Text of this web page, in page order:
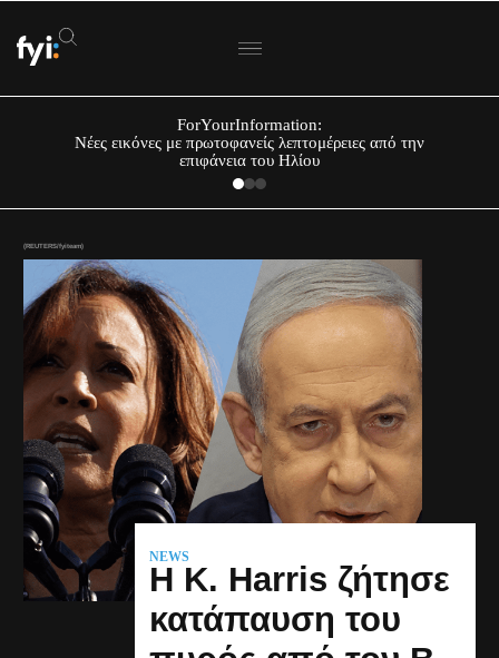
ForYourInformation:
Νέες εικόνες με πρωτοφανείς λεπτομέρειες από την
επιφάνεια του Ηλίου
(REUTERS/fyiteam)
NEWS
Η K. Ηarris ζήτησε
κατάπαυση του